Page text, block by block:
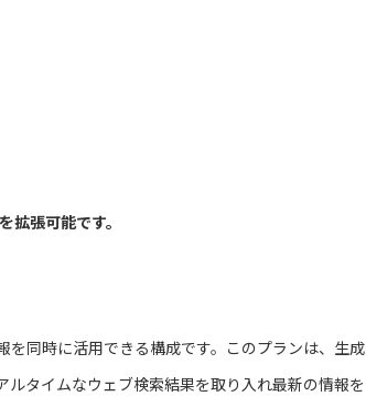
拡張可能です。
を同時に活用できる構成です。このプランは、生成
タイムなウェブ検索結果を取り入れ最新の情報を